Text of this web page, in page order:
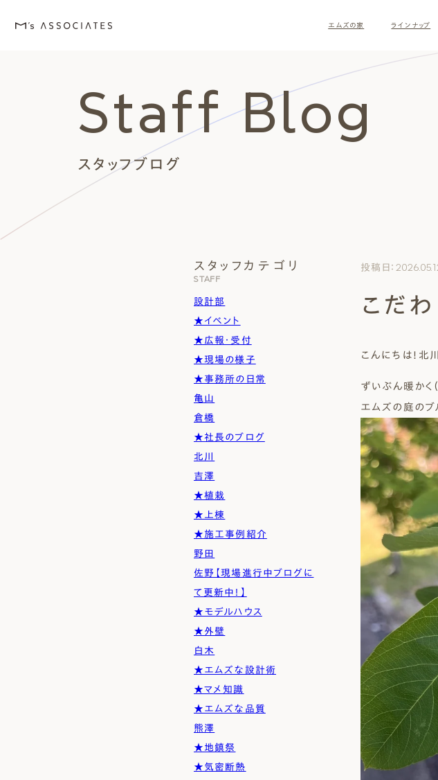
エムズの家
M's house
エムズの家
エムズの家について
M's house
10のお約束ごと、苦手な
こと
Promise
仕様）
Order House
ラインナップ
Lineup
ラインナップ
ラインナップ
ナチュレエコ・アドバンス
（コスパ最強モデル）
Natureeco Advance
能ゼロエネルギー住宅
Natureeco Zero
Hiraya&Nisetai
Hiraya
Love
エムズを愛する人たち
エムズを愛する人たち
施主座談会 お客様の
Voice
Works
施工事例
外観デザインスタイルから探す
シンプルモダン ナチュラ
Natural Modern
外装仕様から探す
軒アリ 軒無し
Without Eaves
Event・Blog
イベント・ブログ
イベント
Event・Blog
イベント
ブログ
家づくりコラム 施主様ブログ
Client Blog
About
エムズのこと
エムズのこと
About
会社案内 スタッフ紹
Staff
スタッフブログ
Staff Blog
投稿日：
こだわ
こんにちは！北
ずいぶん暖かく
エムズの庭のブ
スタッフカテゴリ
STAFF
設計部
★イベント
★広報・受付
★現場の様子
★事務所の日常
亀山
倉橋
★社長のブログ
北川
吉澤
★植栽
★上棟
★施工事例紹介
野田
佐野【現場進行中ブログに
て更新中！】
★モデルハウス
★外壁
白木
★エムズな設計術
★マメ知識
★エムズな品質
熊澤
★地鎮祭
★気密断熱